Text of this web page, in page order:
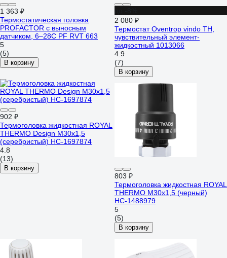
1 363 ₽
Термостатическая головка
PROFACTOR с выносным
датчиком, 6–28С PF RVT 663
5
(5)
В корзину
2 080 ₽
Термостат Oventrop vindo TH,
чувствительный элемент-
жидкостный 1013066
4.9
(7)
В корзину
902 ₽
Термоголовка жидкостная ROYAL
THERMO Design М30x1,5
(серебристый) НС-1697874
4.8
(13)
В корзину
803 ₽
Термоголовка жидкостная ROYAL
THERMO М30x1,5 (черный)
НС-1488979
5
(5)
В корзину